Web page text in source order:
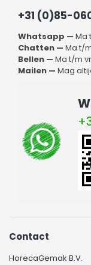
+31 (0)85-
Whatsapp — Ma
Chatten — Ma t/
Bellen — Ma t/m
Mailen — Mag
Contact
HorecaGemak B.V.